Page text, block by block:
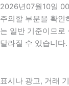
2026년07월10일
주의할 부분을 확인
는 일반 기준이므로
달라질 수 있습니다.
표시나 광고, 거래